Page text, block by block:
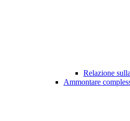
Relazione
Ammontare